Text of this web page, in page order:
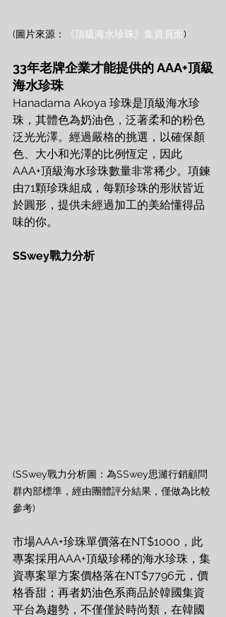
(圖片來源： 《頂級海水珍珠》集資頁面)
33年老牌企業才能提供的 AAA+頂級
海水珍珠
Hanadama Akoya 珍珠是頂級海水珍
珠，其體色為奶油色，泛著柔和的粉色
泛光光澤。經過嚴格的挑選，以確保顏
色、大小和光澤的比例恆定，因此
AAA+頂級海水珍珠數量非常稀少。項鍊
由71顆珍珠組成，每顆珍珠的形狀皆近
於圓形，提供未經過加工的美給懂得品
味的你。
SSwey戰力分析
(SSwey戰力分析圖：為SSwey思濰行銷顧問
群內部標準，經由團體評分結果，僅做為比較
參考)
市場AAA+珍珠單價落在NT$1000，此
專案採用AAA+頂級珍稀的海水珍珠，集
資專案單方案價格落在NT$7796元，價
格香甜；再者奶油色系商品於韓國集資
平台為趨勢，不僅僅於時尚類，在韓國